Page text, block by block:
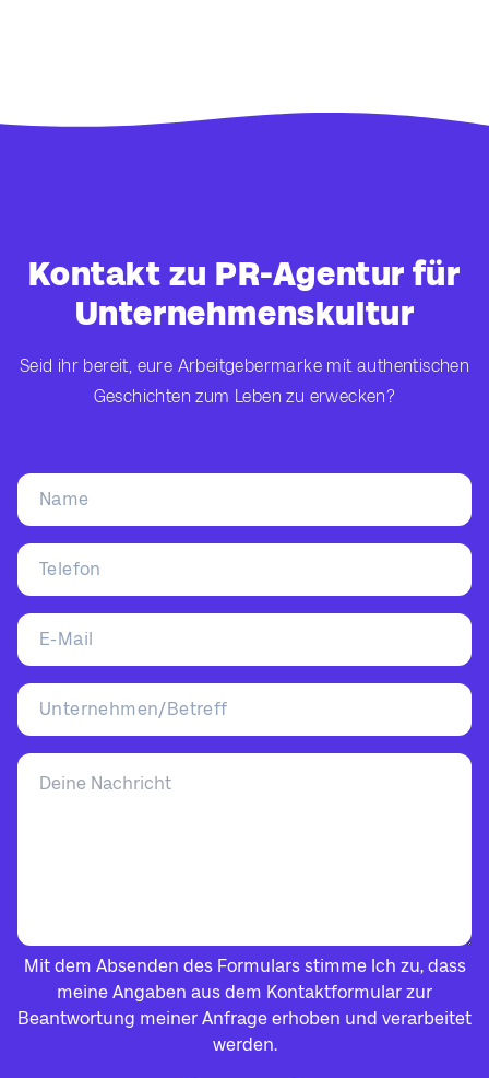
Kontakt zu PR-Agentur für
Unternehmenskultur
Seid ihr bereit, eure Arbeitgebermarke mit authentischen
Geschichten zum Leben zu erwecken?
Mit dem Absenden des Formulars stimme Ich zu, dass
meine Angaben aus dem Kontaktformular zur
Beantwortung meiner Anfrage erhoben und verarbeitet
werden.